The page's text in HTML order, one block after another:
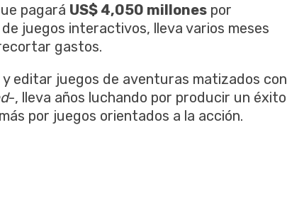
pagará US$ 4,050 millones por
juegos interactivos, lleva varios meses
gastos.
editar juegos de aventuras matizados con
-, lleva años luchando por producir un éxito
por juegos orientados a la acción.